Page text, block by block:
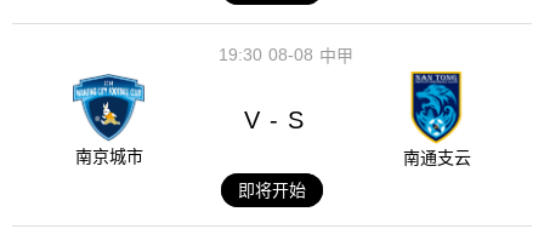
08-08
19:30 中甲
南京城市
V - S
南通支云
即将开始